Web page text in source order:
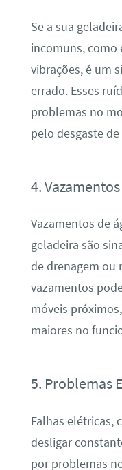
Se a sua
incomuns, como
vibrações, é um
errado. Esses
problemas no
pelo desgaste
4.
Vazamentos de
geladeira são
de drenagem ou
vazamentos
móveis
maiores no
5. Problemas
Falhas elétricas,
desligar
por problemas